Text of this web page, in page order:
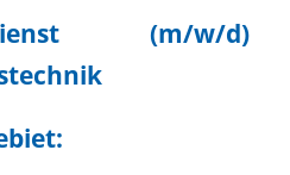
(m/w/d)